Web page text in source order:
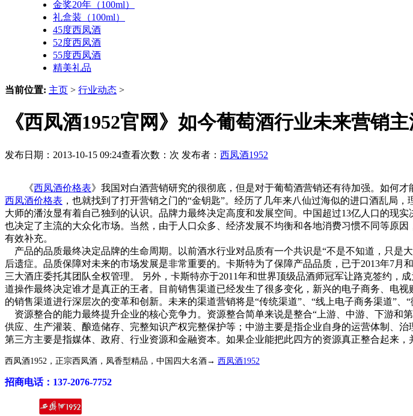
金奖20年（100ml）
礼盒装（100ml）
45度西凤酒
52度西凤酒
55度西凤酒
精美礼品
当前位置: 主页 > 行业动态 >
《西凤酒1952官网》如今葡萄酒行业未来营销
发布日期：2013-10-15 09:24查看次数： 次 发布者： 西凤酒1952
《西凤酒价格表》我国对白酒营销研究的很彻底，但是对于葡萄酒营销还有待加强。如何
西凤酒价格表 ，也就找到了打开营销之门的“金钥匙”。经历了几年来八仙过海似的进口酒乱局
大师的潘汝显有着自己独到的认识。品牌力最终决定高度和发展空间。中国超过13亿人口的现
也决定了主流的大众化市场。当然，由于人口众多、经济发展不均衡和各地消费习惯不同等原
有效补充。
产品的品质最终决定品牌的生命周期。以前酒水行业对品质有一个共识是“不是不知道，只是
后遗症。品质保障对未来的市场发展是非常重要的。卡斯特为了保障产品品质，已于2013年7月
三大酒庄委托其团队全权管理。 另外，卡斯特亦于2011年和世界顶级品酒师冠军让路克签约
道操作最终决定谁才是真正的王者。目前销售渠道已经发生了很多变化，新兴的电子商务、电
的销售渠道进行深层次的变革和创新。未来的渠道营销将是“传统渠道”、“线上电子商务渠道”、
资源整合的能力最终提升企业的核心竞争力。资源整合简单来说是整合“上游、中游、下游和
供应、生产灌装、酿造储存、完整知识产权完整保护等；中游主要是指企业自身的运营体制、
第三方主要是指媒体、政府、行业资源和金融资本。如果企业能把此四方的资源真正整合起来，
西凤酒1952，正宗西凤酒，凤香型精品，中国四大名酒→ 西凤酒1952
招商电话：137-2076-7752